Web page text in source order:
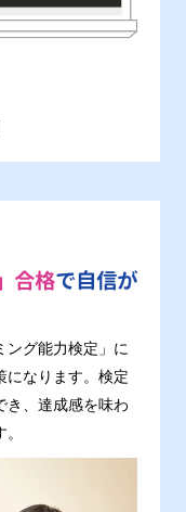
合格で自信が
ング能力検定」に
になります。検定
き、達成感を味わ